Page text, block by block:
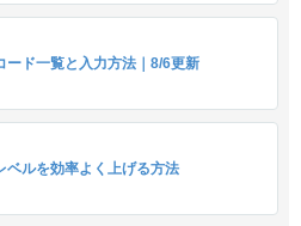
ード一覧と入力方法｜8/6更新
ベルを効率よく上げる方法